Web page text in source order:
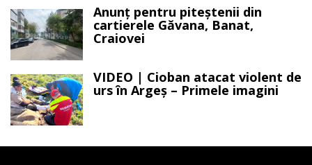
Anunț pentru piteștenii din
cartierele Găvana, Banat,
Craiovei
VIDEO | Cioban atacat violent de
urs în Argeș – Primele imagini